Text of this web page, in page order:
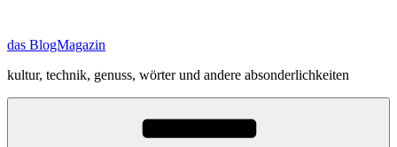
springen
das BlogMagazin
kultur, technik, genuss, wörter und andere absonderlichkeiten